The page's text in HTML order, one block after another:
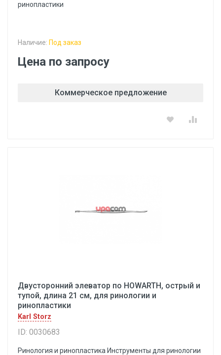
ринопластики
Наличие: Под заказ
Цена по запросу
Коммерческое предложение
Двусторонний элеватор по HOWARTH, острый и
тупой, длина 21 см, для ринологии и
ринопластики
Karl Storz
ID: 0030683
Ринология и ринопластика Инструменты для ринологии